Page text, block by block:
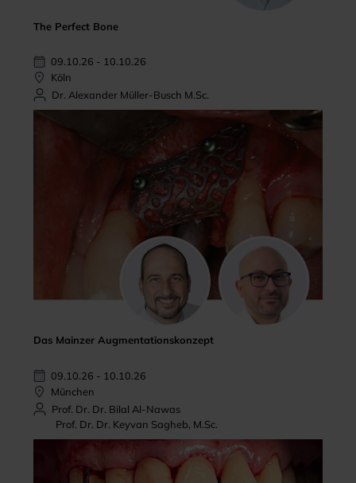
The Perfect Bone
09.10.26 - 10.10.26
Köln
Dr. Alexander Müller-Busch M.Sc.
Das Mainzer Augmentationskonzept
09.10.26 - 10.10.26
München
Prof. Dr. Dr. Bilal Al-Nawas
Prof. Dr. Dr. Keyvan Sagheb, M.Sc.